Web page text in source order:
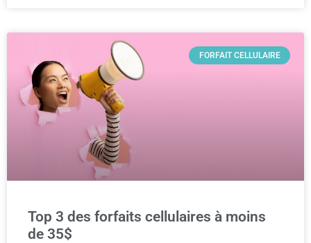
FORFAIT CELLULAIRE
Top 3 des forfaits cellulaires à moins
de 35$